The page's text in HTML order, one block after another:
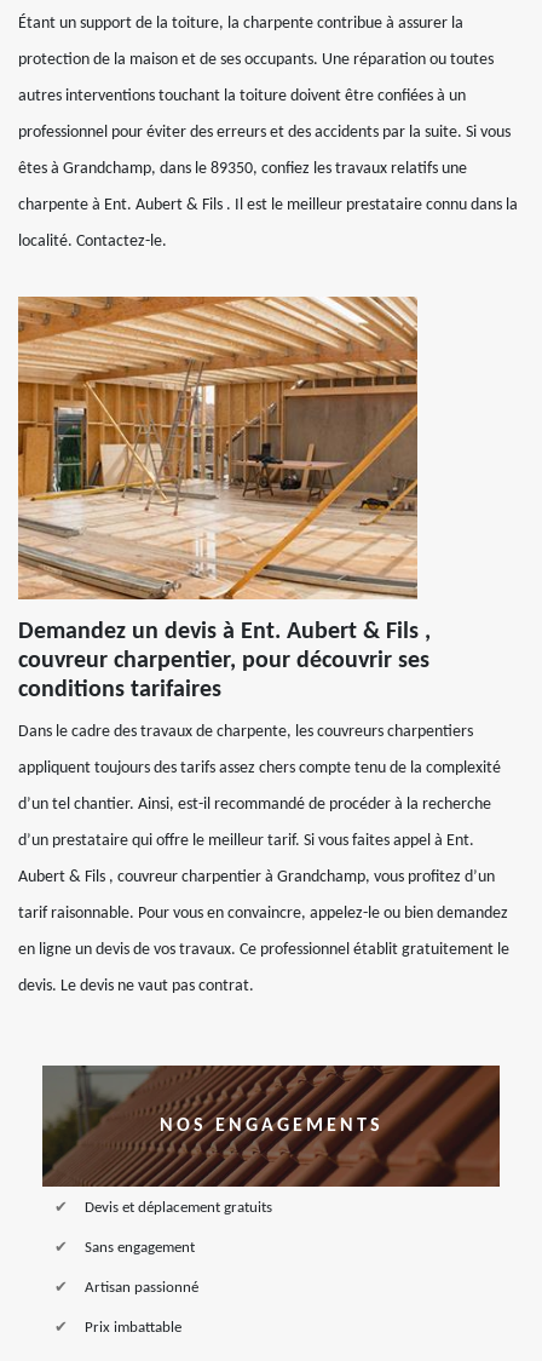
Étant un support de la toiture, la charpente contribue à assurer la
protection de la maison et de ses occupants. Une réparation ou toutes
autres interventions touchant la toiture doivent être confiées à un
professionnel pour éviter des erreurs et des accidents par la suite. Si vous
êtes à Grandchamp, dans le 89350, confiez les travaux relatifs une
charpente à Ent. Aubert & Fils . Il est le meilleur prestataire connu dans la
localité. Contactez-le.
Demandez un devis à Ent. Aubert & Fils ,
couvreur charpentier, pour découvrir ses
conditions tarifaires
Dans le cadre des travaux de charpente, les couvreurs charpentiers
appliquent toujours des tarifs assez chers compte tenu de la complexité
d’un tel chantier. Ainsi, est-il recommandé de procéder à la recherche
d’un prestataire qui offre le meilleur tarif. Si vous faites appel à Ent.
Aubert & Fils , couvreur charpentier à Grandchamp, vous profitez d’un
tarif raisonnable. Pour vous en convaincre, appelez-le ou bien demandez
en ligne un devis de vos travaux. Ce professionnel établit gratuitement le
devis. Le devis ne vaut pas contrat.
NOS ENGAGEMENTS
Devis et déplacement gratuits
Sans engagement
Artisan passionné
Prix imbattable